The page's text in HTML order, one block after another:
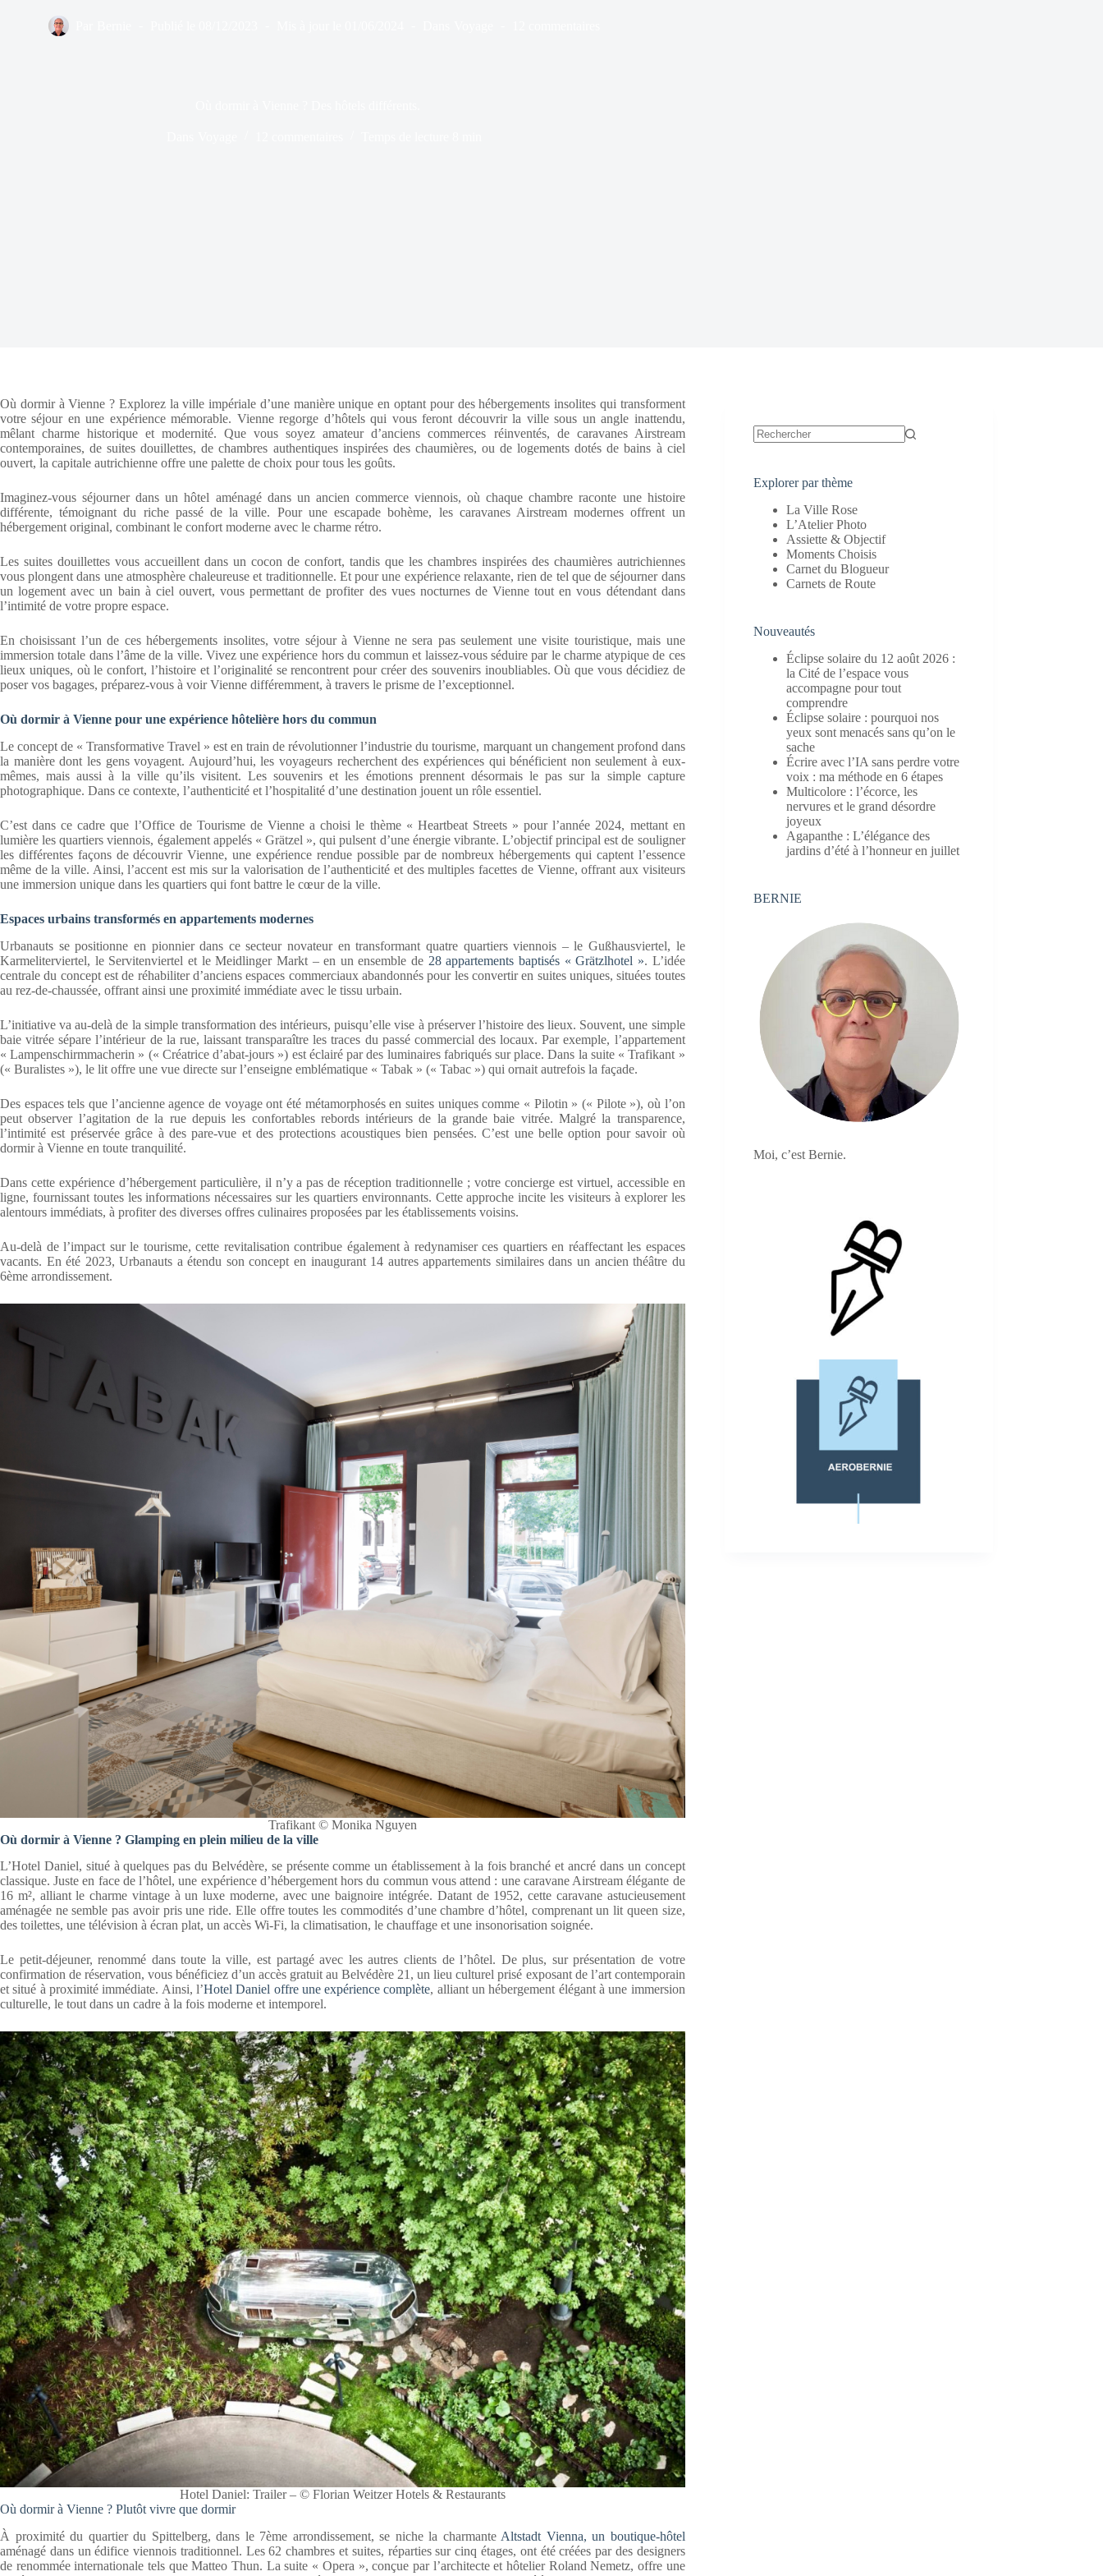
Où dormir à Vienne ? Explorez la ville impériale d’une manière unique en optant pour des hébergements insolites qui transforment
votre séjour en une expérience mémorable. Vienne regorge d’hôtels qui vous feront découvrir la ville sous un angle inattendu,
mêlant charme historique et modernité. Que vous soyez amateur d’anciens commerces réinventés, de caravanes Airstream
contemporaines, de suites douillettes, de chambres authentiques inspirées des chaumières, ou de logements dotés de bains à ciel
ouvert, la capitale autrichienne offre une palette de choix pour tous les goûts.
Imaginez-vous séjourner dans un hôtel aménagé dans un ancien commerce viennois, où chaque chambre raconte une histoire
différente, témoignant du riche passé de la ville. Pour une escapade bohème, les caravanes Airstream modernes offrent un
hébergement original, combinant le confort moderne avec le charme rétro.
Les suites douillettes vous accueillent dans un cocon de confort, tandis que les chambres inspirées des chaumières autrichiennes
vous plongent dans une atmosphère chaleureuse et traditionnelle. Et pour une expérience relaxante, rien de tel que de séjourner dans
un logement avec un bain à ciel ouvert, vous permettant de profiter des vues nocturnes de Vienne tout en vous détendant dans
l’intimité de votre propre espace.
En choisissant l’un de ces hébergements insolites, votre séjour à Vienne ne sera pas seulement une visite touristique, mais une
immersion totale dans l’âme de la ville. Vivez une expérience hors du commun et laissez-vous séduire par le charme atypique de ces
lieux uniques, où le confort, l’histoire et l’originalité se rencontrent pour créer des souvenirs inoubliables. Où que vous décidiez de
poser vos bagages, préparez-vous à voir Vienne différemment, à travers le prisme de l’exceptionnel.
Où dormir à Vienne pour une expérience hôtelière hors du commun
Le concept de « Transformative Travel » est en train de révolutionner l’industrie du tourisme, marquant un changement profond dans
la manière dont les gens voyagent. Aujourd’hui, les voyageurs recherchent des expériences qui bénéficient non seulement à eux-
mêmes, mais aussi à la ville qu’ils visitent. Les souvenirs et les émotions prennent désormais le pas sur la simple capture
photographique. Dans ce contexte, l’authenticité et l’hospitalité d’une destination jouent un rôle essentiel.
C’est dans ce cadre que l’Office de Tourisme de Vienne a choisi le thème « Heartbeat Streets » pour l’année 2024, mettant en
lumière les quartiers viennois, également appelés « Grätzel », qui pulsent d’une énergie vibrante. L’objectif principal est de souligner
les différentes façons de découvrir Vienne, une expérience rendue possible par de nombreux hébergements qui captent l’essence
même de la ville. Ainsi, l’accent est mis sur la valorisation de l’authenticité et des multiples facettes de Vienne, offrant aux visiteurs
une immersion unique dans les quartiers qui font battre le cœur de la ville.
Espaces urbains transformés en appartements modernes
Urbanauts se positionne en pionnier dans ce secteur novateur en transformant quatre quartiers viennois – le Gußhausviertel, le
Karmeliterviertel, le Servitenviertel et le Meidlinger Markt – en un ensemble de 28 appartements baptisés « Grätzlhotel ». L’idée
centrale du concept est de réhabiliter d’anciens espaces commerciaux abandonnés pour les convertir en suites uniques, situées toutes
au rez-de-chaussée, offrant ainsi une proximité immédiate avec le tissu urbain.
L’initiative va au-delà de la simple transformation des intérieurs, puisqu’elle vise à préserver l’histoire des lieux. Souvent, une simple
baie vitrée sépare l’intérieur de la rue, laissant transparaître les traces du passé commercial des locaux. Par exemple, l’appartement
« Lampenschirmmacherin » (« Créatrice d’abat-jours ») est éclairé par des luminaires fabriqués sur place. Dans la suite « Trafikant »
(« Buralistes »), le lit offre une vue directe sur l’enseigne emblématique « Tabak » (« Tabac ») qui ornait autrefois la façade.
Des espaces tels que l’ancienne agence de voyage ont été métamorphosés en suites uniques comme « Pilotin » (« Pilote »), où l’on
peut observer l’agitation de la rue depuis les confortables rebords intérieurs de la grande baie vitrée. Malgré la transparence,
l’intimité est préservée grâce à des pare-vue et des protections acoustiques bien pensées. C’est une belle option pour savoir où
dormir à Vienne en toute tranquilité.
Dans cette expérience d’hébergement particulière, il n’y a pas de réception traditionnelle ; votre concierge est virtuel, accessible en
ligne, fournissant toutes les informations nécessaires sur les quartiers environnants. Cette approche incite les visiteurs à explorer les
alentours immédiats, à profiter des diverses offres culinaires proposées par les établissements voisins.
Au-delà de l’impact sur le tourisme, cette revitalisation contribue également à redynamiser ces quartiers en réaffectant les espaces
vacants. En été 2023, Urbanauts a étendu son concept en inaugurant 14 autres appartements similaires dans un ancien théâtre du
6ème arrondissement.
Trafikant © Monika Nguyen
Où dormir à Vienne ? Glamping en plein milieu de la ville
L’Hotel Daniel, situé à quelques pas du Belvédère, se présente comme un établissement à la fois branché et ancré dans un concept
classique. Juste en face de l’hôtel, une expérience d’hébergement hors du commun vous attend : une caravane Airstream élégante de
16 m², alliant le charme vintage à un luxe moderne, avec une baignoire intégrée. Datant de 1952, cette caravane astucieusement
aménagée ne semble pas avoir pris une ride. Elle offre toutes les commodités d’une chambre d’hôtel, comprenant un lit queen size,
des toilettes, une télévision à écran plat, un accès Wi-Fi, la climatisation, le chauffage et une insonorisation soignée.
Le petit-déjeuner, renommé dans toute la ville, est partagé avec les autres clients de l’hôtel. De plus, sur présentation de votre
confirmation de réservation, vous bénéficiez d’un accès gratuit au Belvédère 21, un lieu culturel prisé exposant de l’art contemporain
et situé à proximité immédiate. Ainsi, l’Hotel Daniel offre une expérience complète, alliant un hébergement élégant à une immersion
culturelle, le tout dans un cadre à la fois moderne et intemporel.
Hotel Daniel: Trailer – © Florian Weitzer Hotels & Restaurants
Où dormir à Vienne ? Plutôt vivre que dormir
À proximité du quartier du Spittelberg, dans le 7ème arrondissement, se niche la charmante Altstadt Vienna, un boutique-hôtel
aménagé dans un édifice viennois traditionnel. Les 62 chambres et suites, réparties sur cinq étages, ont été créées par des designers
de renommée internationale tels que Matteo Thun. La suite « Opera », conçue par l’architecte et hôtelier Roland Nemetz, offre une
Explorer par thème
La Ville Rose
L’Atelier Photo
Assiette & Objectif
Moments Choisis
Carnet du Blogueur
Carnets de Route
Nouveautés
Éclipse solaire du 12 août 2026 :
la Cité de l’espace vous
accompagne pour tout
comprendre
Éclipse solaire : pourquoi nos
yeux sont menacés sans qu’on le
sache
Écrire avec l’IA sans perdre votre
voix : ma méthode en 6 étapes
Multicolore : l’écorce, les
nervures et le grand désordre
joyeux
Agapanthe : L’élégance des
jardins d’été à l’honneur en juillet
BERNIE
Moi, c’est Bernie.